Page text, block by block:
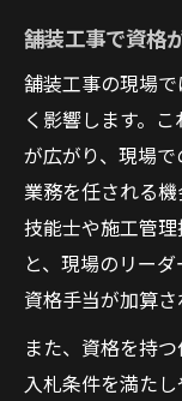
舗装工事で資格
舗装工事の現場
く影響します。
が広がり、現場
業務を任される
技能士や施工管
と、現場のリー
資格手当が加算さ
また、資格を持
入札条件を満た